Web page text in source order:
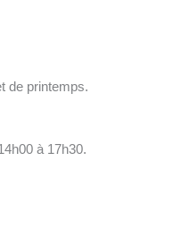
de printemps.
à 17h30.